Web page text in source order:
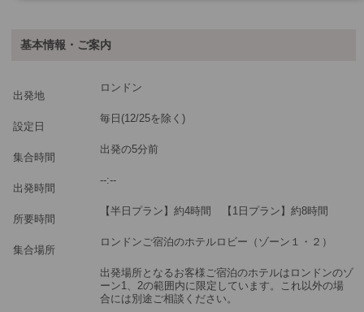
ツアーコード
※料金：大人・子供2歳以上共通
基本情報・ご案内
出発地
ロンドン
設定日
毎日(12/25を除く)
集合時間
出発の5分前
出発時間
--:--
所要時間
【半日プラン】約4時間 【1日プラン】約8時間
集合場所
ロンドンご宿泊のホテルロビー（ゾーン１・２）
出発場所となるお客様ご宿泊のホテルはロンドンのゾ
ーン1、2の範囲内に限定しています。これ以外の場
合には別途ご相談ください。